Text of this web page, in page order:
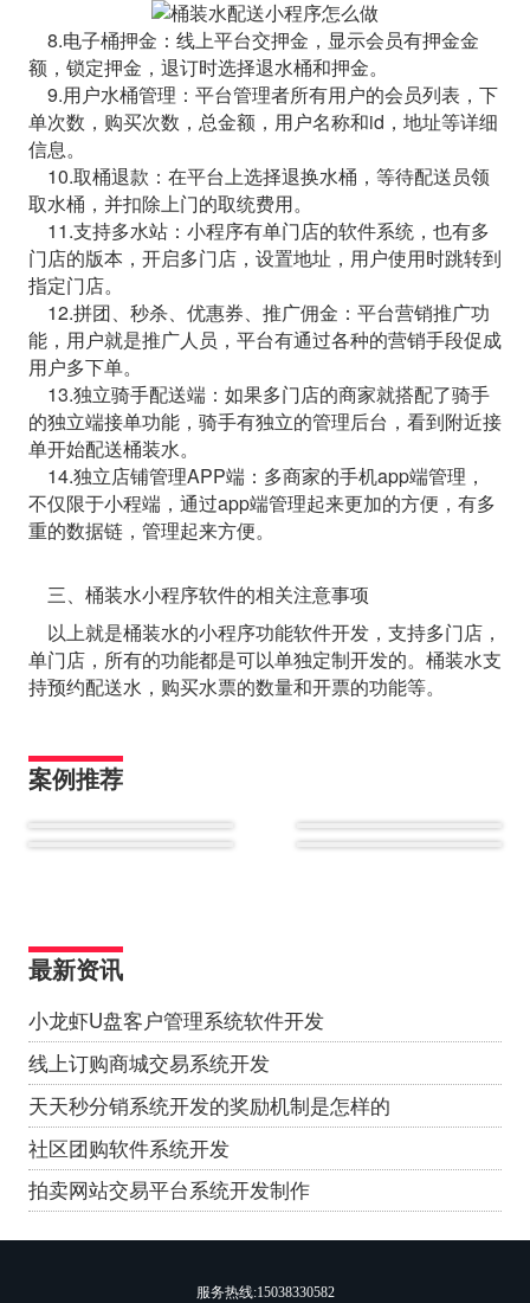
8.电子桶押金：线上平台交押金，显示会员有押金金
额，锁定押金，退订时选择退水桶和押金。
9.用户水桶管理：平台管理者所有用户的会员列表，下
单次数，购买次数，总金额，用户名称和id，地址等详细
信息。
10.取桶退款：在平台上选择退换水桶，等待配送员领
取水桶，并扣除上门的取统费用。
11.支持多水站：小程序有单门店的软件系统，也有多
门店的版本，开启多门店，设置地址，用户使用时跳转到
指定门店。
12.拼团、秒杀、优惠券、推广佣金：平台营销推广功
能，用户就是推广人员，平台有通过各种的营销手段促成
用户多下单。
13.独立骑手配送端：如果多门店的商家就搭配了骑手
的独立端接单功能，骑手有独立的管理后台，看到附近接
单开始配送桶装水。
14.独立店铺管理APP端：多商家的手机app端管理，
不仅限于小程端，通过app端管理起来更加的方便，有多
重的数据链，管理起来方便。
三、桶装水小程序软件的相关注意事项
以上就是桶装水的小程序功能软件开发，支持多门店，
单门店，所有的功能都是可以单独定制开发的。桶装水支
持预约配送水，购买水票的数量和开票的功能等。
案例推荐
最新资讯
小龙虾U盘客户管理系统软件开发
线上订购商城交易系统开发
天天秒分销系统开发的奖励机制是怎样的
社区团购软件系统开发
拍卖网站交易平台系统开发制作
服务热线:15038330582